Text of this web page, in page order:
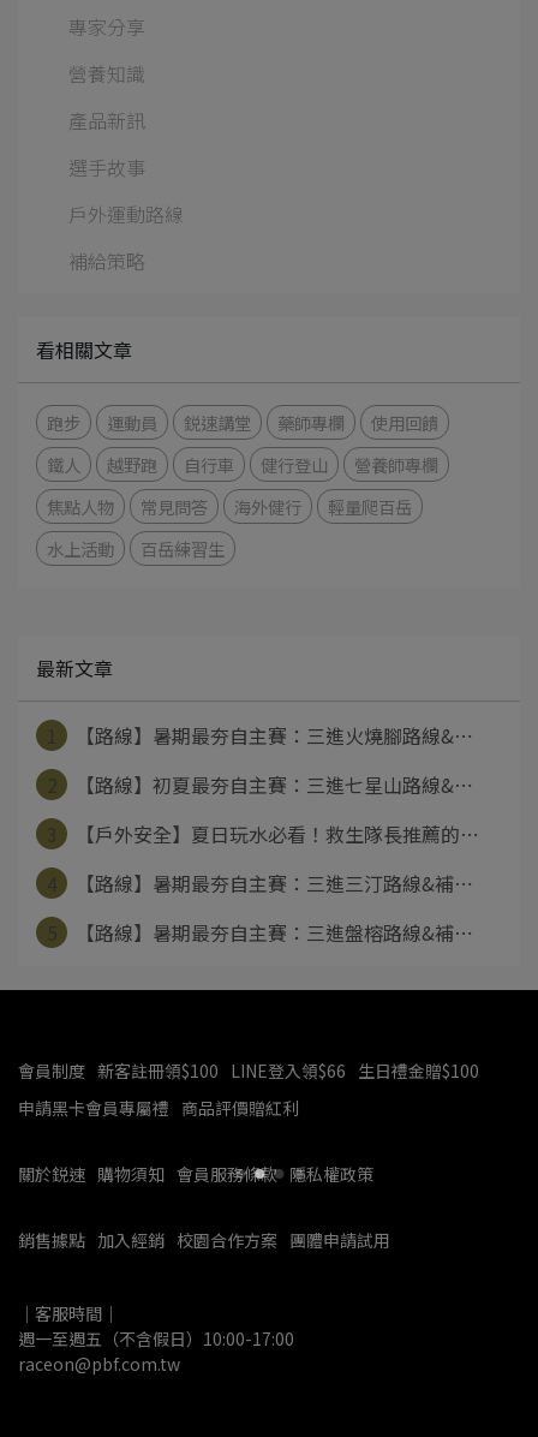
專家分享
營養知識
產品新訊
選手故事
戶外運動路線
補給策略
看相關文章
跑步 運動員 鋭速講堂 藥師專欄
使用回饋
鐵人
越野跑 自行車 健行登山
營養師專欄
焦點人物
常見問答 海外健行
輕量爬百岳
水上活動
百岳練習生
最新文章
【路線】暑期最夯自主賽：三進火燒腳路線&⋯
【路線】初夏最夯自主賽：三進七星山路線&⋯
【戶外安全】夏日玩水必看！救生隊長推薦的⋯
【路線】暑期最夯自主賽：三進三汀路線&補⋯
【路線】暑期最夯自主賽：三進盤榕路線&補⋯
會員制度 新客註冊領$100 LINE登入領$66 生日禮金贈$100
申請黑卡會員專屬禮 商品評價贈紅利
關於鋭速 購物須知 會員服務條款 隱私權政策
銷售據點 加入經銷 校園合作方案 團體申請試用
｜客服時間｜
週一至週五（不含假日）10:00-17:00
raceon@pbf.com.tw